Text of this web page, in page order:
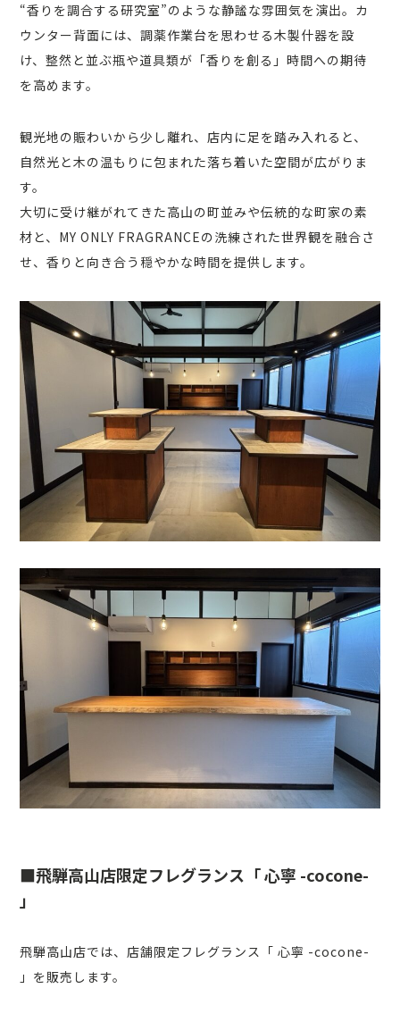
“香りを調合する研究室”のような静謐な雰囲気を演出。カ
ウンター背面には、調薬作業台を思わせる木製什器を設
け、整然と並ぶ瓶や道具類が「香りを創る」時間への期待
を高めます。
観光地の賑わいから少し離れ、店内に足を踏み入れると、
自然光と木の温もりに包まれた落ち着いた空間が広がりま
す。
大切に受け継がれてきた高山の町並みや伝統的な町家の素
材と、MY ONLY FRAGRANCEの洗練された世界観を融合さ
せ、香りと向き合う穏やかな時間を提供します。
■飛騨高山店限定フレグランス「 心寧 -cocone-
」
飛騨高山店では、店舗限定フレグランス「 心寧 -cocone-
」を販売します。